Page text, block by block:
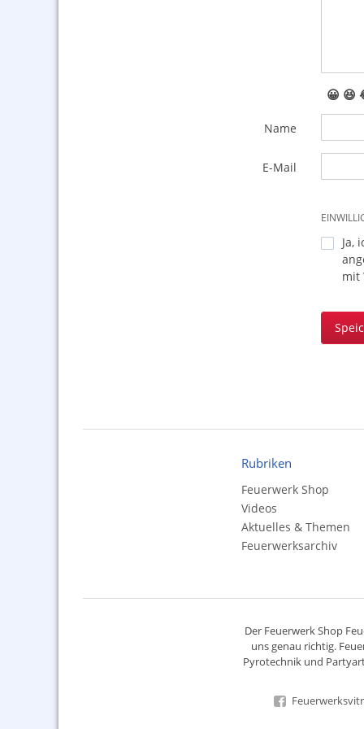
😀 😆
Name
E-Mail
Ja,
mit
Rubriken
Feuerwerk Shop
Videos
Aktuelles & Themen
Feuerwerksarchiv
Der Feuerwerk Shop
uns genau richtig.
Pyrotechnikund